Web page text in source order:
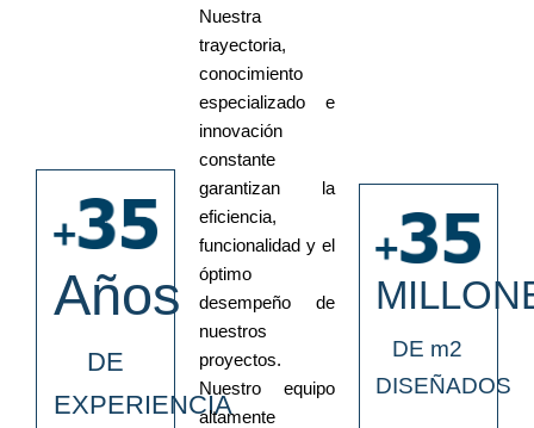
Años
DE
EXPERIENCIA
Nuestra
trayectoria,
conocimiento
especializado e
innovación
constante
garantizan la
eficiencia,
funcionalidad y el
óptimo
desempeño de
nuestros
proyectos.
Nuestro equipo
altamente
DE m2
DISEÑADOS